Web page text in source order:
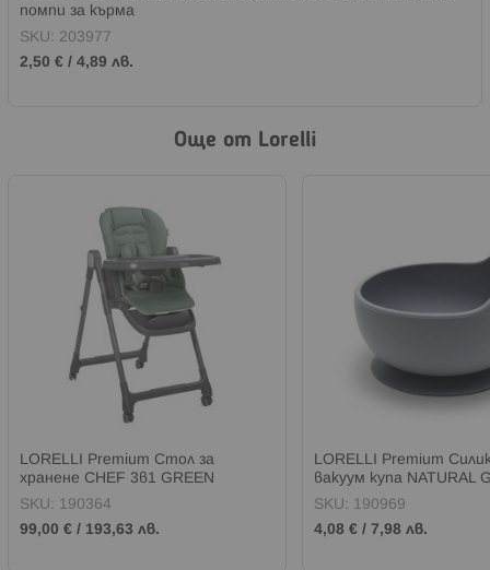
помпи за кърма
SKU: 203977
2,50 € / 4,89 лв.
Още от Lorelli
LORELLI Premium Стол за
хранене CHEF 3в1 GREEN
LEATHER
SKU: 190364
99,00 € / 193,63 лв.
LORELLI Premium
вакуум купа NATURAL
SKU: 190969
4,08 € / 7,98 лв.